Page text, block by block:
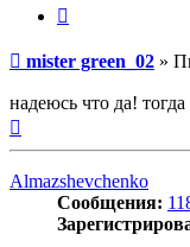
Сообщение
mister green_02 »
надеюсь что да! тогда
Almazshevchenko
Сообщения: